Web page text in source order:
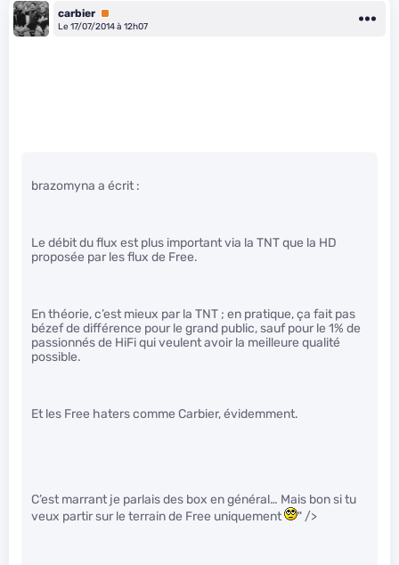
carbier Premium
Le 17/07/2014 à 12h07
brazomyna a écrit :
Le débit du flux est plus important via la TNT que la HD
proposée par les flux de Free.
En théorie, c’est mieux par la TNT ; en pratique, ça fait pas
bézef de différence pour le grand public, sauf pour le 1% de
passionnés de HiFi qui veulent avoir la meilleure qualité
possible.
Et les Free haters comme Carbier, évidemment.
C’est marrant je parlais des box en général… Mais bon si tu
veux partir sur le terrain de Free uniquement
" />